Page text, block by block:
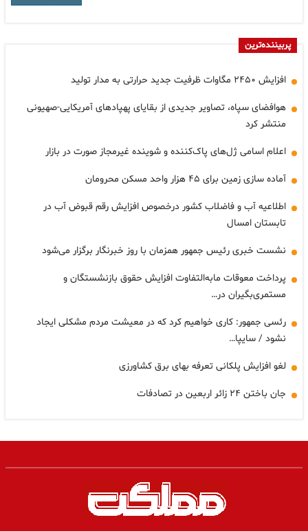
پربیننده‌ترین
افزایش ۲۴۵۰ مگاوات ظرفیت جدید حرارتی به مدار تولید
هوافضای سپاه، تصاویر جدیدی از بقایای پهپادهای آمریکایی-صهیونی
منتشر کرد
اعلام اسامی ژل‌های پاک‌کننده و شوینده غیرمجاز صورت در بازار
آماده سازی زمین برای ۴۵ هزار واحد مسکن محرومان
اطلاعیه آب و فاضلاب کشور درخصوص افزایش رقم قبوض آب در
تابستان امسال
نشست خبری رئیس جمهور همزمان با روز خبرنگار برگزار می‌شود
پرداخت معوقات مابه‌التفاوت افزایش حقوق بازنشستگان و
مستمری‌بگیران در…
رئسی جمهور: کاری خواهیم کرد که در معیشت مردم مشکلی ایجاد
نشود / سایپا…
لغو افزایش پلکانی تعرفه بهای برق کشاورزی
جان باختن ۲۴ زائر اربعین در تصادفات